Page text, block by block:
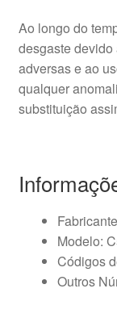
Ao longo do
desgaste
adversas e ao
qualquer
substituição
Modelo:
Códigos
Outros